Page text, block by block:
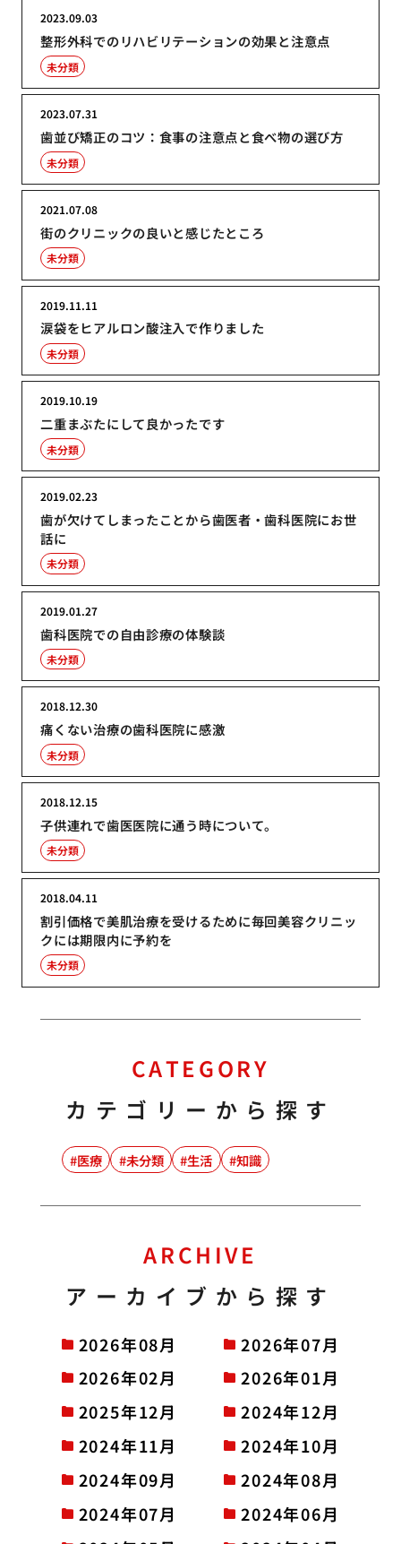
整形外科でのリハビリテーションの効果と注意点
2023.09.03
未分類
歯並び矯正のコツ：食事の注意点と食べ物の選び方
2023.07.31
未分類
街のクリニックの良いと感じたところ
2021.07.08
未分類
涙袋をヒアルロン酸注入で作りました
2019.11.11
未分類
二重まぶたにして良かったです
2019.10.19
未分類
歯が欠けてしまったことから歯医者・歯科医院にお世
話に
2019.02.23
未分類
歯科医院での自由診療の体験談
2019.01.27
未分類
痛くない治療の歯科医院に感激
2018.12.30
未分類
子供連れで歯医医院に通う時について。
2018.12.15
未分類
割引価格で美肌治療を受けるために毎回美容クリニッ
クには期限内に予約を
2018.04.11
未分類
CATEGORY
カテゴリーから探す
医療 未分類 生活 知識
ARCHIVE
アーカイブから探す
2026年08月
2026年07月
2026年02月
2026年01月
2025年12月
2024年12月
2024年11月
2024年10月
2024年09月
2024年08月
2024年07月
2024年06月